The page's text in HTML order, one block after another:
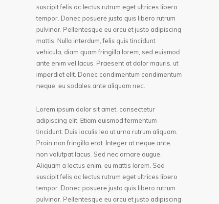
suscipit felis ac lectus rutrum eget ultrices libero
tempor. Donec posuere justo quis libero rutrum
pulvinar. Pellentesque eu arcu et justo adipiscing
mattis. Nulla interdum, felis quis tincidunt
vehicula, diam quam fringilla lorem, sed euismod
ante enim vel lacus. Praesent at dolor mauris, ut
imperdiet elit. Donec condimentum condimentum
neque, eu sodales ante aliquam nec.
Lorem ipsum dolor sit amet, consectetur
adipiscing elit. Etiam euismod fermentum
tincidunt. Duis iaculis leo ut urna rutrum aliquam.
Proin non fringilla erat. Integer at neque ante,
non volutpat lacus. Sed nec ornare augue.
Aliquam a lectus enim, eu mattis lorem. Sed
suscipit felis ac lectus rutrum eget ultrices libero
tempor. Donec posuere justo quis libero rutrum
pulvinar. Pellentesque eu arcu et justo adipiscing